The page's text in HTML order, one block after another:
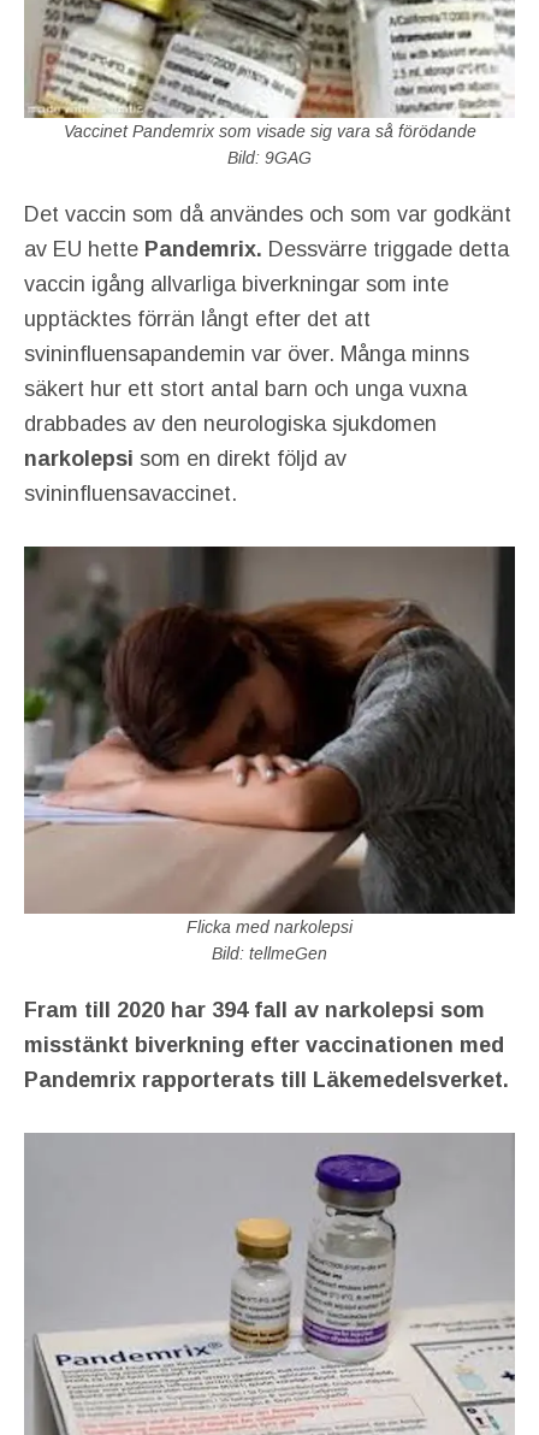
Vaccinet Pandemrix som visade sig vara så förödande
Bild: 9GAG
Det vaccin som då användes och som var godkänt
av EU hette Pandemrix. Dessvärre triggade detta
vaccin igång allvarliga biverkningar som inte
upptäcktes förrän långt efter det att
svininfluensapandemin var över. Många minns
säkert hur ett stort antal barn och unga vuxna
drabbades av den neurologiska sjukdomen
narkolepsi som en direkt följd av
svininfluensavaccinet.
Flicka med narkolepsi
Bild: tellmeGen
Fram till 2020 har 394 fall av narkolepsi som
misstänkt biverkning efter vaccinationen med
Pandemrix rapporterats till Läkemedelsverket.